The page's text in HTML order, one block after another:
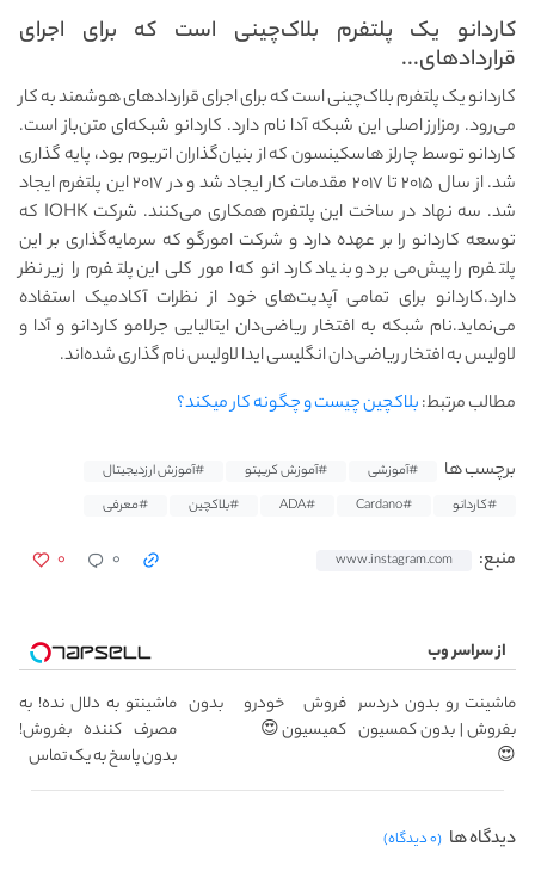
کاردانو یک پلتفرم بلاک‌چینی است که برای اجرای
قراردادهای...
کاردانو یک پلتفرم بلاک‌چینی است که برای اجرای قراردادهای هوشمند به کار
می‌رود. رمزارز اصلی این شبکه آدا نام دارد. کاردانو شبکه‌ای متن‌باز است.
کاردانو توسط چارلز هاسکینسون که از بنیان‌گذاران اتریوم بود، پایه گذاری
شد. از سال ۲۰۱۵ تا ۲۰۱۷ مقدمات کار ایجاد شد و در ۲۰۱۷ این پلتفرم ایجاد
شد. سه نهاد در ساخت این پلتفرم همکاری می‌کنند. شرکت IOHK که
توسعه کاردانو را بر عهده دارد و شرکت امورگو که سرمایه‌گذاری بر این
پلتفرم را پیش‌می‌برد و بنیاد کاردانو که امور کلی این پلتفرم را زیر نظر
دارد.کاردانو برای تمامی آپدیت‌های خود از نظرات آکادمیک استفاده
می‌نماید.نام شبکه به افتخار ریاضی‌دان ایتالیایی جرلامو کاردانو و آدا و
لاولیس به افتخار ریاضی‌دان انگلیسی ایدا لاولیس نام گذاری شده‌اند.
مطالب مرتبط:بلاکچین چیست و چگونه کار می‎کند؟
برچسب ها #آموزشی #آموزش کریپتو
#آموزش ارزدیجیتال
#کاردانو
#Cardano
#ADA #بلاکچین #معرفی
منبع: www.instagram.com ۰ ۰
از سراسر وب
ماشینت رو بدون دردسر
بفروش | بدون کمسیون
😍
فروش خودرو بدون
کمیسیون 😍
ماشینتو به دلال نده! به
مصرف کننده بفروش!
بدون پاسخ به یک تماس
دیدگاه ها (۰ دیدگاه)